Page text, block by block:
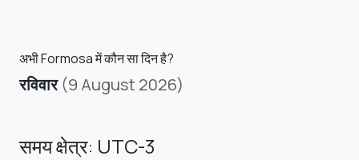
अभी Formosa में कौन सा दिन है?
रविवार (9 August 2026)
समय क्षेत्र: UTC-3